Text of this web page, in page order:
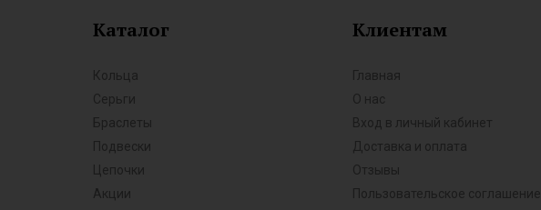
Каталог
Кольца
Серьги
Браслеты
Подвески
Цепочки
Акции
Клиентам
Главная
О нас
Вход в личный кабинет
Доставка и оплата
Отзывы
Пользовательское соглашение